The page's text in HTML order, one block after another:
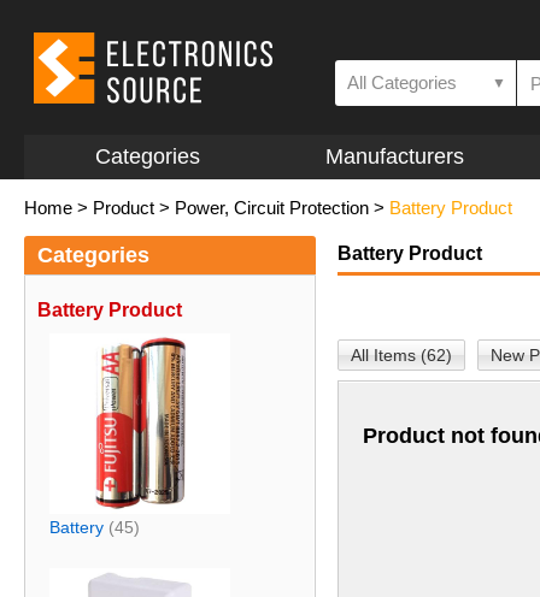
All Categories ▼
Categories Manufacturers
Home > Product > Power, Circuit Protection > Battery Product
Categories
Battery Product
Battery (45)
Battery Product
All Items (62) New
Product not